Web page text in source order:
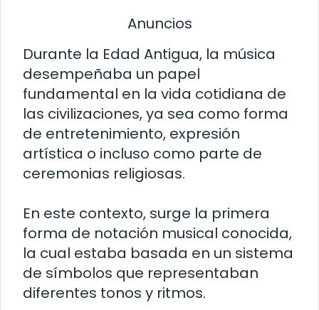
Anuncios
Durante la Edad Antigua, la música
desempeñaba un papel
fundamental en la vida cotidiana de
las civilizaciones, ya sea como forma
de entretenimiento, expresión
artística o incluso como parte de
ceremonias religiosas.
En este contexto, surge la primera
forma de notación musical conocida,
la cual estaba basada en un sistema
de símbolos que representaban
diferentes tonos y ritmos.